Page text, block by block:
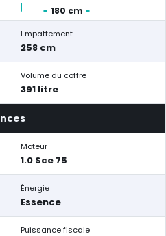
180 cm
Empattement
258 cm
Volume du coffre
391 litre
Moteur
1.0 Sce 75
Énergie
Essence
Puissance fiscale